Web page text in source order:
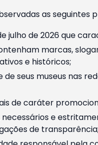
as seguintes
de 2026 que
marcas,
e históricos;
seus museus nas
de caráter
e
de transparência;